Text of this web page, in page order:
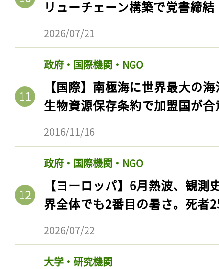
リューチェーン構築で覚書締結
2026/07/21
政府・国際機関・NGO
【国際】南極海に世界最大の
生物資源保存条約で加盟国が合
2016/11/16
政府・国際機関・NGO
【ヨーロッパ】6月熱波、観
界全体でも2番目の暑さ。死者
2026/07/22
大学・研究機関